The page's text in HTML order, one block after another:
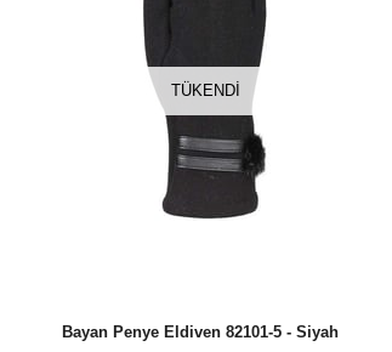
TÜKENDI
Bayan Penye Eldiven 82101-5 - Siyah